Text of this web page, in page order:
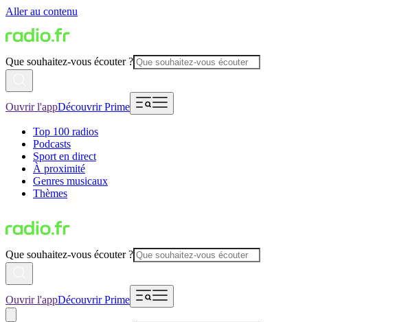
Aller au contenu
Que souhaitez-vous écouter ?
Ouvrir l'appDécouvrir Prime
Top 100 radios
Podcasts
Sport en direct
À proximité
Genres musicaux
Thèmes
Que souhaitez-vous écouter ?
Ouvrir l'appDécouvrir Prime